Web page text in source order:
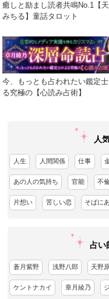
癒しと励まし読者共鳴No.1【
みちる】童話タロット
今、もっとも占われたい鑑定士
る究極の【心読み占術】
人
人生 人間関係 仕事
あの人の気持ち 官能 不
片想い 苦しい恋 そばに
占い
蒼月紫野 浅野八郎 天野
ケントナカイ 章月綾乃